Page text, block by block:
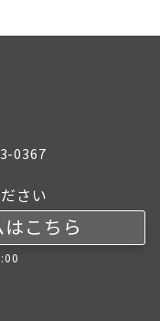
0367
さい
こちら